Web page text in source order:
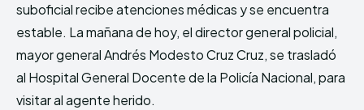
suboficial recibe atenciones médicas y se encuentra
estable. La mañana de hoy, el director general policial,
mayor general Andrés Modesto Cruz Cruz, se trasladó
al Hospital General Docente de la Policía Nacional, para
visitar al agente herido.